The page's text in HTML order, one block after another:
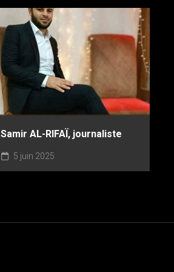
Samir AL-RIFAÏ, journaliste
5 juin 2025